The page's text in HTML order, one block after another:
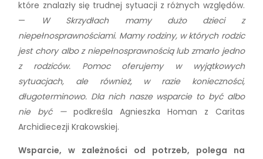
które znalazły się trudnej sytuacji z różnych względów.
—
W Skrzydłach mamy dużo dzieci z
niepełnosprawnościami. Mamy rodziny, w których rodzic
jest chory albo z niepełnosprawnością lub zmarło jedno
z rodziców. Pomoc oferujemy w wyjątkowych
sytuacjach, ale również, w razie konieczności,
długoterminowo. Dla nich nasze wsparcie to być albo
nie być —podkreśla Agnieszka Homan z Caritas
Archidiecezji Krakowskiej.
Wsparcie, w zależności od potrzeb, polega na